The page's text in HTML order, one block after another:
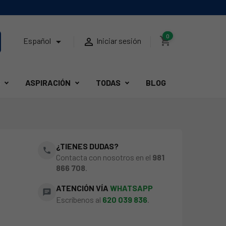
Español   Iniciar sesión shopping_cart
0
ASPIRACIÓN TODAS BLOG
phone
¿TIENES DUDAS?
Contacta con nosotros en el 981
866 708.
chat ATENCIÓN VÍAWHATSAPP
Escríbenos al 620 039 836